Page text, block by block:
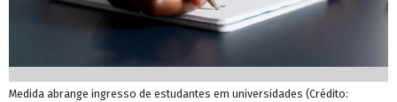
Medida abrange ingresso de estudantes em universidades (Crédito: